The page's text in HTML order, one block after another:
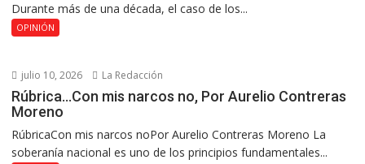
Durante más de una década, el caso de los...
OPINIÓN
julio 10, 2026 La Redacción
Rúbrica…Con mis narcos no, Por Aurelio Contreras
Moreno
RúbricaCon mis narcos noPor Aurelio Contreras Moreno La
soberanía nacional es uno de los principios fundamentales...